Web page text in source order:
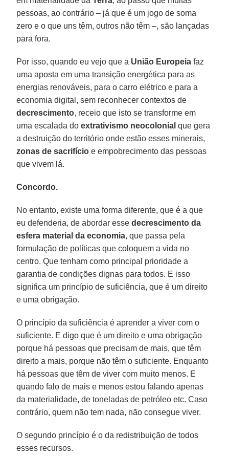
pessoas, ao contrário – já que é um jogo de soma
zero e o que uns têm, outros não têm –, são lançadas
para fora.
Por isso, quando eu vejo que a União Europeia faz
uma aposta em uma transição energética para as
energias renováveis, para o carro elétrico e para a
economia digital, sem reconhecer contextos de
decrescimento, receio que isto se transforme em
uma escalada doextrativismo neocolonial que gera
a destruição do território onde estão esses minerais,
zonas de sacrifício e empobrecimento das pessoas
que vivem lá.
Concordo.
No entanto, existe uma forma diferente, que é a que
eu defenderia, de abordar essedecrescimento da
esfera material da economia, que passa pela
formulação de políticas que coloquem a vida no
centro. Que tenham como principal prioridade a
garantia de condições dignas para todos. E isso
significa um princípio de suficiência, que é um direito
e uma obrigação.
O princípio da suficiência é aprender a viver com o
suficiente. E digo que é um direito e uma obrigação
porque há pessoas que precisam de mais, que têm
direito a mais, porque não têm o suficiente. Enquanto
há pessoas que têm de viver com muito menos. E
quando falo de mais e menos estou falando apenas
da materialidade, de toneladas de petróleo etc. Caso
contrário, quem não tem nada, não consegue viver.
O segundo princípio é o da redistribuição de todos
esses recursos.